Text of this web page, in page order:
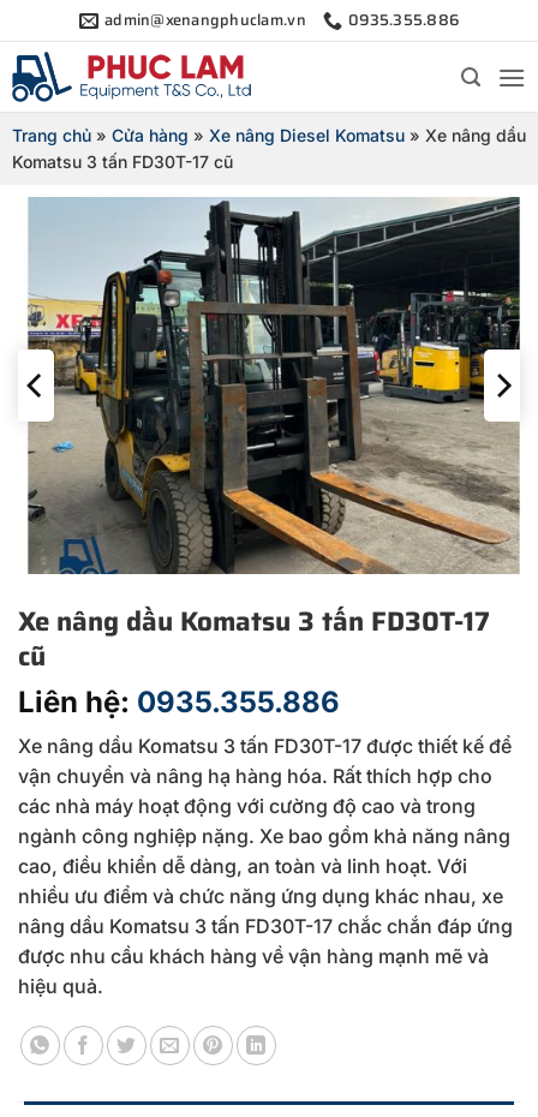
qua
nội
dung
admin@xenangphuclam.vn 0935.355.886
Trang chủ » Cửa hàng » Xe nâng Diesel Komatsu » Xe nâng dầu
Komatsu 3 tấn FD30T-17 cũ
Xe nâng dầu Komatsu 3 tấn FD30T-17
cũ
Liên hệ: 0935.355.886
Xe nâng dầu Komatsu 3 tấn FD30T-17 được thiết kế để
vận chuyển và nâng hạ hàng hóa. Rất thích hợp cho
các nhà máy hoạt động với cường độ cao và trong
ngành công nghiệp nặng. Xe bao gồm khả năng nâng
cao, điều khiển dễ dàng, an toàn và linh hoạt. Với
nhiều ưu điểm và chức năng ứng dụng khác nhau, xe
nâng dầu Komatsu 3 tấn FD30T-17 chắc chắn đáp ứng
được nhu cầu khách hàng về vận hàng mạnh mẽ và
hiệu quả.